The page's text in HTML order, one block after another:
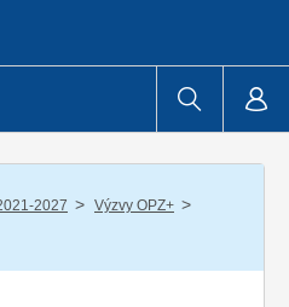
2027 / Výzvy OPZ+ /